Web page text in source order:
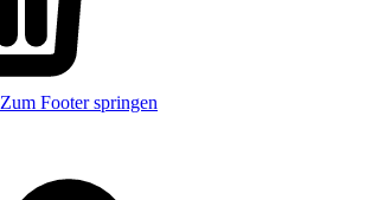
Zum Footer springen